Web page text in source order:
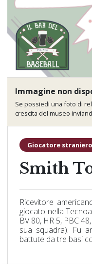
Giocatore straniero
Smith
Ricevitore
giocato nella
BV 80, HR 5, PBC
sua squadra). Fu
battute da tre basi
Immagine non
Se possiedi una foto di
crescita del museo